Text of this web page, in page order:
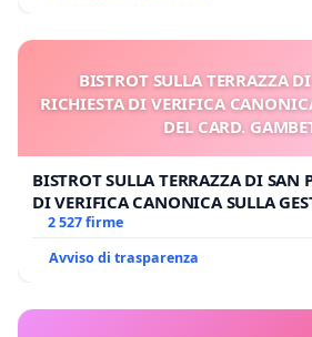
BISTROT SULLA TERRAZZA
RICHIESTA DI VERIFICA
DEL CARD.
BISTROT SULLA TERRAZZA DI SAN
DI VERIFICA CANONICA SULLA
GAMBETTI
2 527 firme
Avviso di trasparenza